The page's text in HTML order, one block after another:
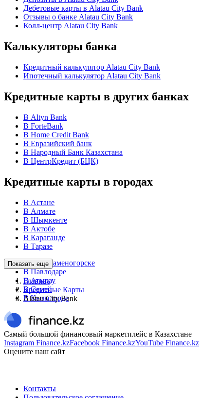
Дебетовые карты в Alatau City Bank
Отзывы о банке Alatau City Bank
Колл-центр Alatau City Bank
Калькуляторы банка
Кредитный калькулятор Alatau City Bank
Ипотечный калькулятор Alatau City Bank
Кредитные карты в других банках
В Altyn Bank
В ForteBank
В Home Credit Bank
В Евразийский банк
В Народный Банк Казахстана
В ЦентрКредит (БЦК)
Кредитные карты в городах
В Астане
В Алмате
В Шымкенте
В Актобе
В Караганде
В Таразе
В Усть-Каменогорске
В Павлодаре
В Атырау
В Семей
В Кызылорде
Показать еще
Главная
Кредитные Карты
Alatau City Bank
Самый большой финансовый маркетплейс в Казахстане
Instagram Finance.kzFacebook Finance.kzYouTube Finance.kz
Оцените наш сайт
Контакты